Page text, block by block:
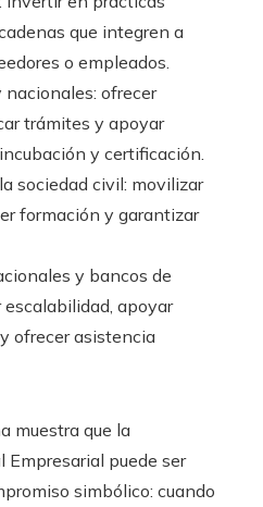
que integren a
o empleados.
nacionales: ofrecer
trámites y apoyar
y certificación.
sociedad civil: movilizar
formación y garantizar
y bancos de
apoyar
ofrecer asistencia
muestra que la
Empresarial puede ser
simbólico: cuando